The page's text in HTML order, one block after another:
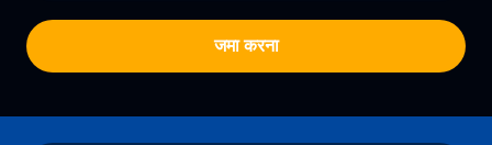
जमा करना